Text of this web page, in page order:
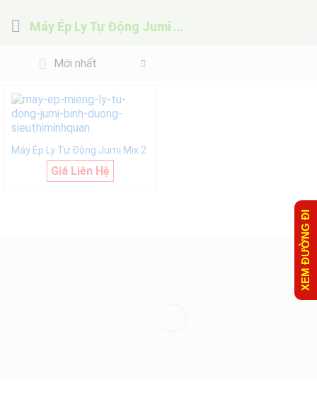
Máy Ép Ly Tự Động Jumi Mix 2
Mới nhất
Máy Ép Ly Tự Động Jumi Mix 2
Giá Liên Hệ
XEM ĐƯỜNG ĐI